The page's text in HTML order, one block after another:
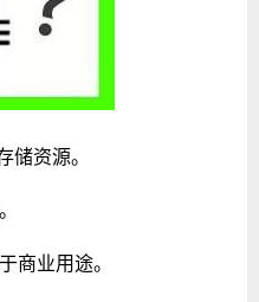
储资源。
商业用途。